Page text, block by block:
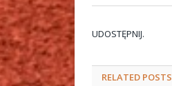
UDOSTĘPNIJ.
RELATED POSTS